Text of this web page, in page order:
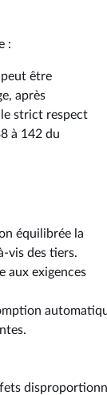
:
être
après
strict respect
à 142 du
équilibrée la
vis des tiers.
aux exigences